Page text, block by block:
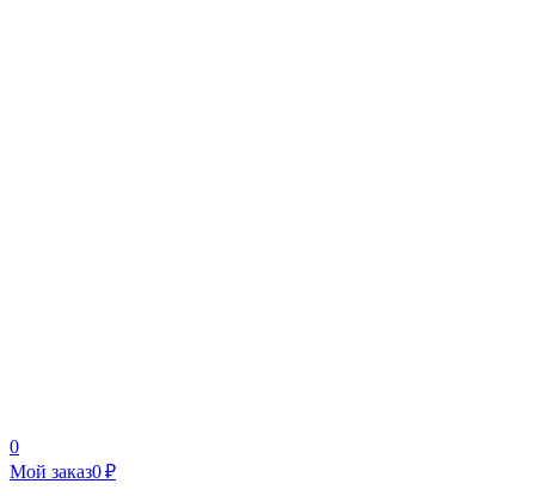
0
Мой заказ0 ₽